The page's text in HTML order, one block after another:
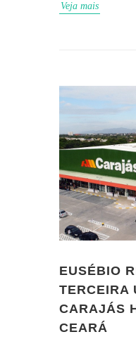
Veja mais
EUSÉBIO
TERCEIRA
CARAJÁS
CEARÁ